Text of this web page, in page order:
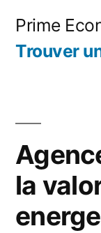
Prime
Trouver
la